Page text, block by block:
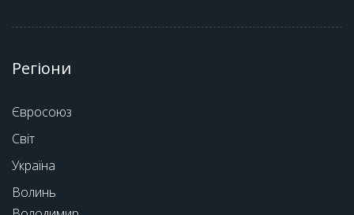
Регіони
Євросоюз
Світ
Україна
Волинь